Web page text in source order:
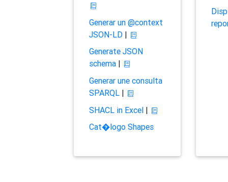
Generar un @context
JSON-LD|
Generate JSON
schema|
Generar une consulta
SPARQL|
SHACL in Excel|
Cat�logo Shapes